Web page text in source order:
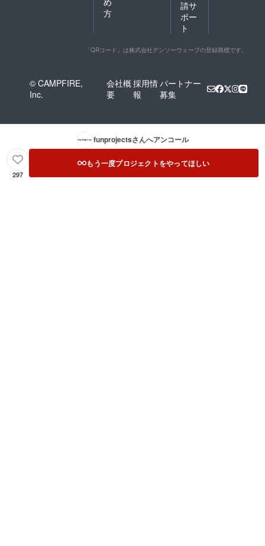
方
請サ
ポー
ト
「QRコード」は株式会社デンソーウェーブの登録商標です。
© CAMPFIRE,
Inc.
会社概
要
採用情
報
パートナー
募集
funprojectsさんへアンコール
297
もう一度プロジェクトをやってほしい